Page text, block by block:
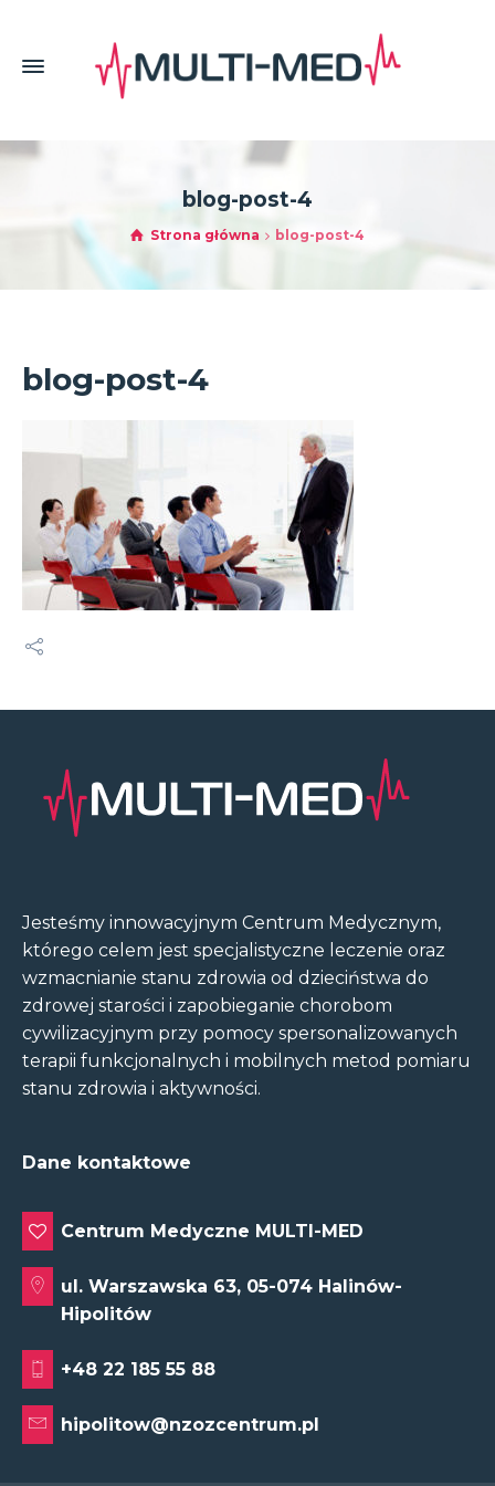
blog-post-4
Strona główna blog-post-4
blog-post-4
Jesteśmy innowacyjnym Centrum Medycznym,
którego celem jest specjalistyczne leczenie oraz
wzmacnianie stanu zdrowia od dzieciństwa do
zdrowej starości i zapobieganie chorobom
cywilizacyjnym przy pomocy spersonalizowanych
terapii funkcjonalnych i mobilnych metod pomiaru
stanu zdrowia i aktywności.
Dane kontaktowe
Centrum Medyczne MULTI-MED
ul. Warszawska 63, 05-074 Halinów-
Hipolitów
+48 22 185 55 88
hipolitow@nzozcentrum.pl